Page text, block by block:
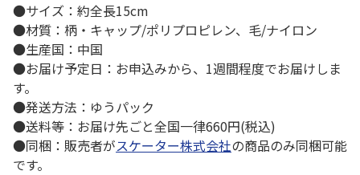
●サイズ：約全長15cm
●材質：柄・キャップ/ポリプロピレン、毛/ナイロン
●生産国：中国
●お届け予定日：お申込みから、1週間程度でお届けしま
す。
●発送方法：ゆうパック
●送料等：お届け先ごと全国一律660円(税込)
●同梱：販売者がスケーター株式会社の商品のみ同梱可能
です。